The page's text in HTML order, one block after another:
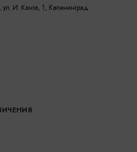
И. Канта, 1, Калининград